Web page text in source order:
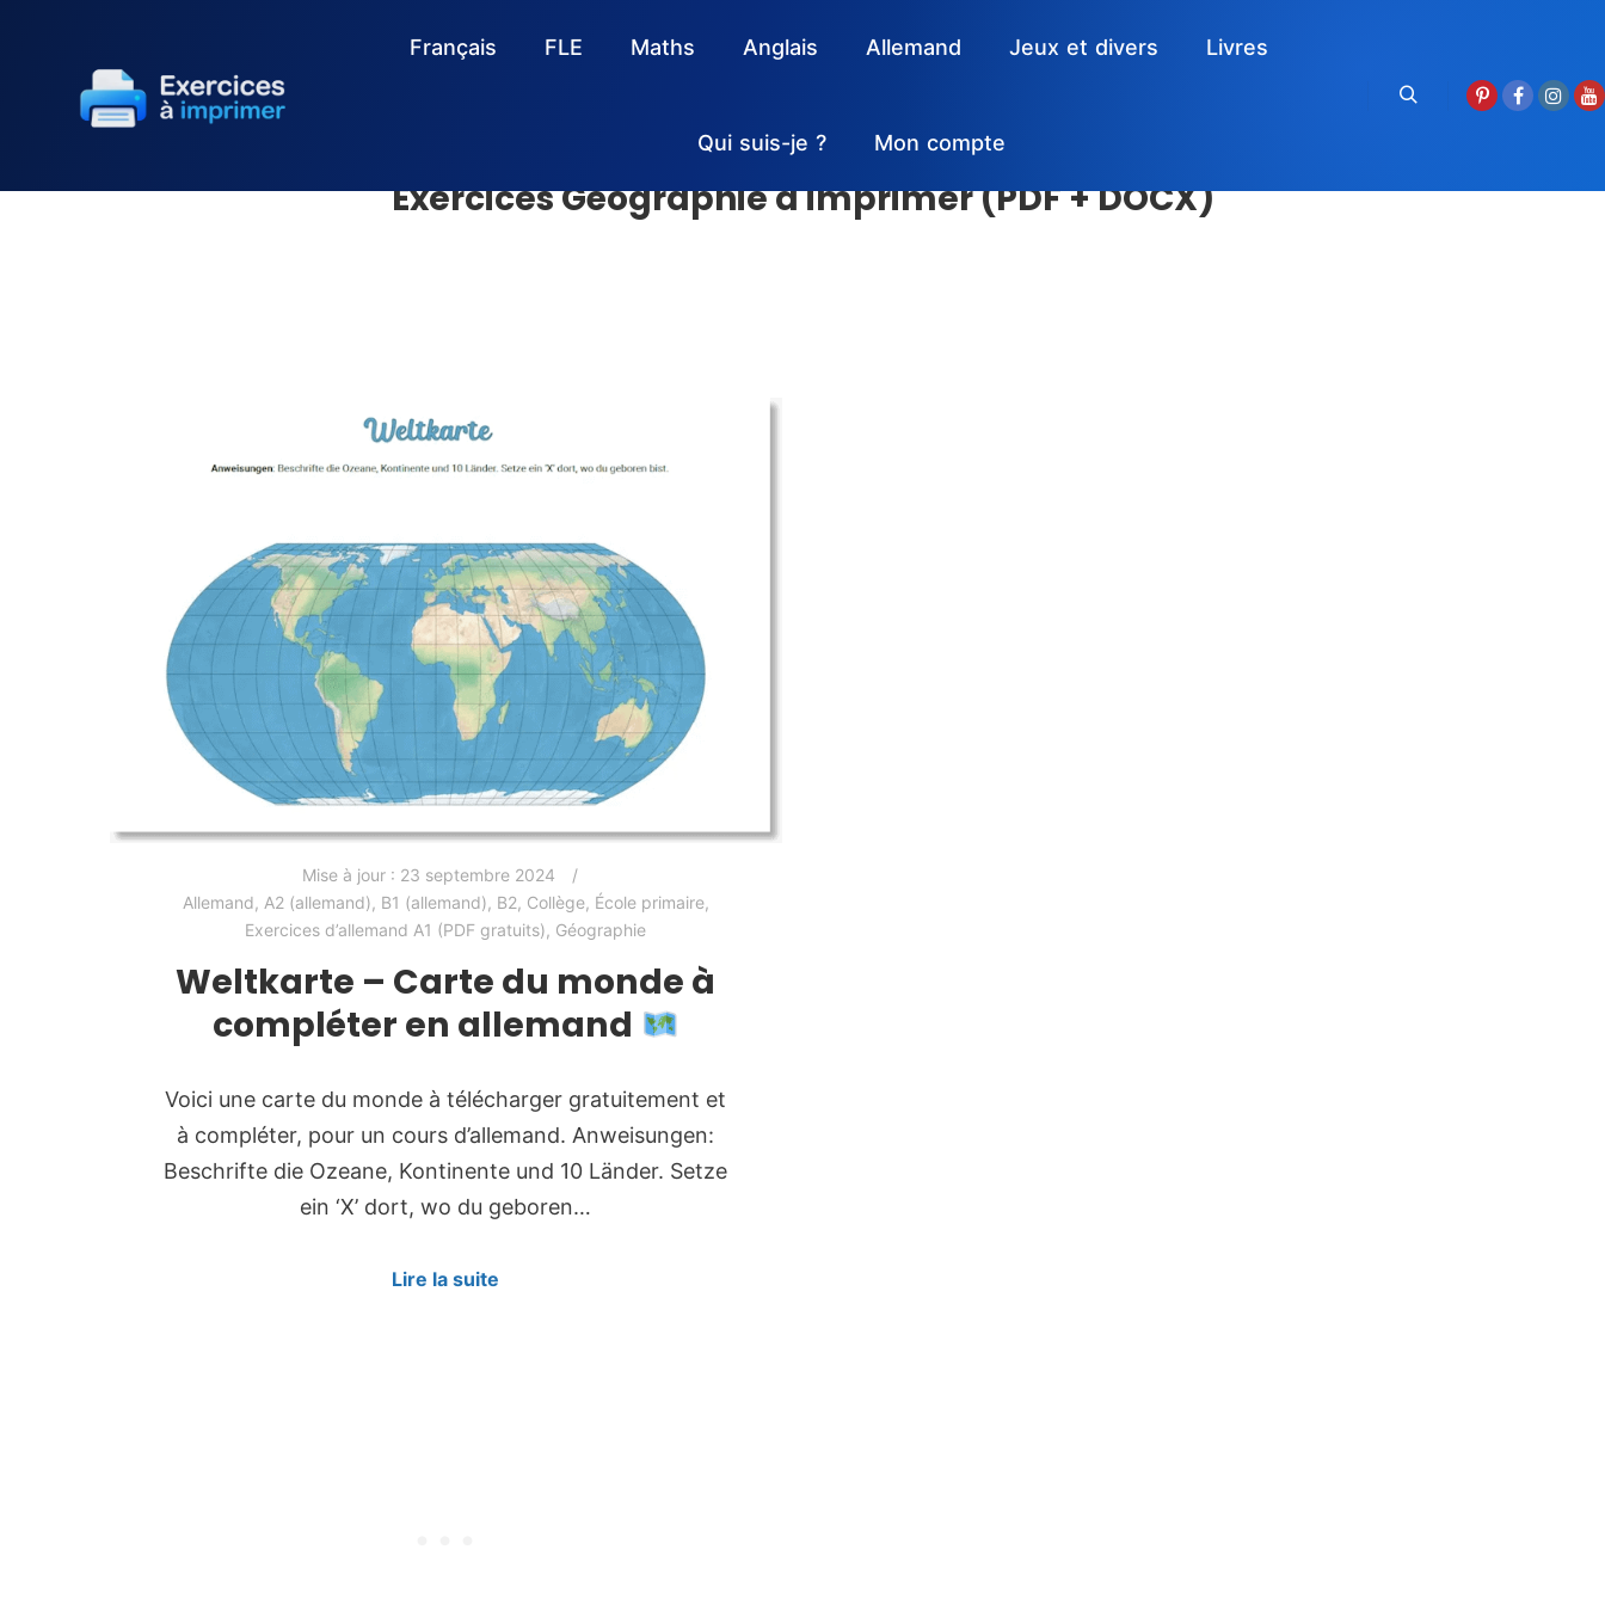
Français FLE Maths Anglais Allemand Jeux et divers Livres
Qui suis-je ? Mon compte
Exercices Géographie à imprimer (PDF + DOCX)
Mise à jour : 23 septembre 2024
Allemand, A2 (allemand), B1 (allemand), B2, Collège, École primaire,
Exercices d’allemand A1 (PDF gratuits), Géographie
Weltkarte – Carte du monde à
compléter en allemand
Voici une carte du monde à télécharger gratuitement et
à compléter, pour un cours d’allemand. Anweisungen:
Beschrifte die Ozeane, Kontinente und 10 Länder. Setze
ein ‘X’ dort, wo du geboren…
Lire la suite